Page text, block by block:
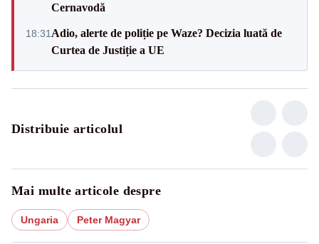
Cernavodă
18:31 Adio, alerte de poliție pe Waze? Decizia luată de
Curtea de Justiție a UE
Distribuie articolul
Mai multe articole despre
Ungaria Peter Magyar